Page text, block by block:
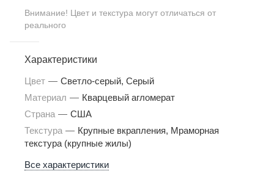
Внимание! Цвет и текстура могут отличаться от
реального
Характеристики
Цвет — Светло-серый, Серый
Материал — Кварцевый агломерат
Страна — США
Текстура — Крупные вкрапления, Мраморная
текстура (крупные жилы)
Все характеристики